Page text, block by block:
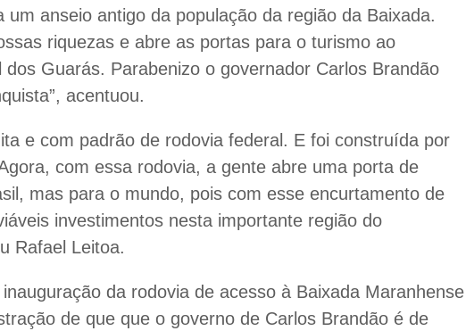
anseio antigo da população da região da Baixada.
riquezas e abre as portas para o turismo ao
Guarás. Parabenizo o governador Carlos Brandão
acentuou.
e com padrão de rodovia federal. E foi construída por
com essa rodovia, a gente abre uma porta de
mas para o mundo, pois com esse encurtamento de
investimentos nesta importante região do
Rafael Leitoa.
da rodovia de acesso à Baixada Maranhense
de que que o governo de Carlos Brandão é de